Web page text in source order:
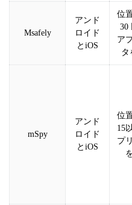
Msafely
アンド
ロイド
とiOS
位
30
ア
タ
mSpy
アンド
ロイド
とiOS
位
15
プ